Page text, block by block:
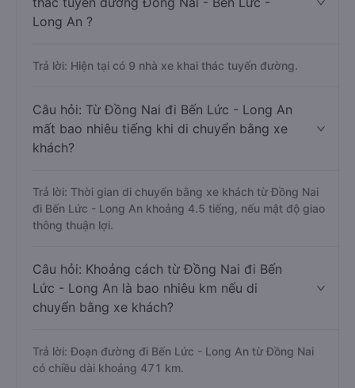
Long An ?
Trả lời: Hiện tại có 9 nhà xe khai thác tuyến đường.
Câu hỏi: Từ Đồng Nai đi Bến Lức - Long An
mất bao nhiêu tiếng khi di chuyển bằng xe
khách?
Trả lời: Thời gian di chuyển bằng xe khách từ Đồng Nai
đi Bến Lức - Long An khoảng 4.5 tiếng, nếu mật độ giao
thông thuận lợi.
Câu hỏi: Khoảng cách từ Đồng Nai đi Bến
Lức - Long An là bao nhiêu km nếu di
chuyển bằng xe khách?
Trả lời: Đoạn đường đi Bến Lức - Long An từ Đồng Nai
có chiều dài khoảng 471 km.